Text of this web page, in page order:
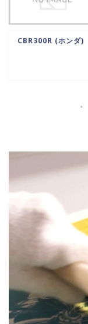
CBR300R (ホンダ)